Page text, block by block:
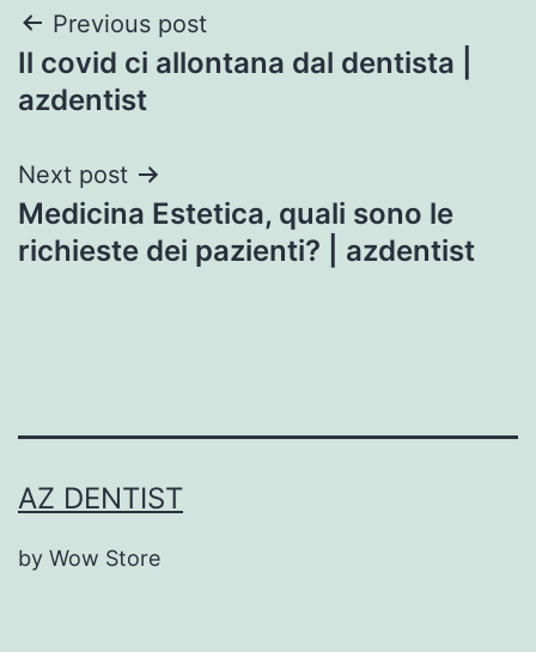
Post
navigation
Previous post
Il covid ci allontana dal dentista |
azdentist
Next post
Medicina Estetica, quali sono le
richieste dei pazienti? | azdentist
AZ DENTIST
by Wow Store